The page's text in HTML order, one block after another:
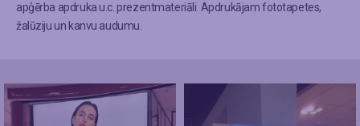
apģērba apdruka u.c. prezentmateriāli. Apdrukājam fototapetes,
žalūziju un kanvu audumu.